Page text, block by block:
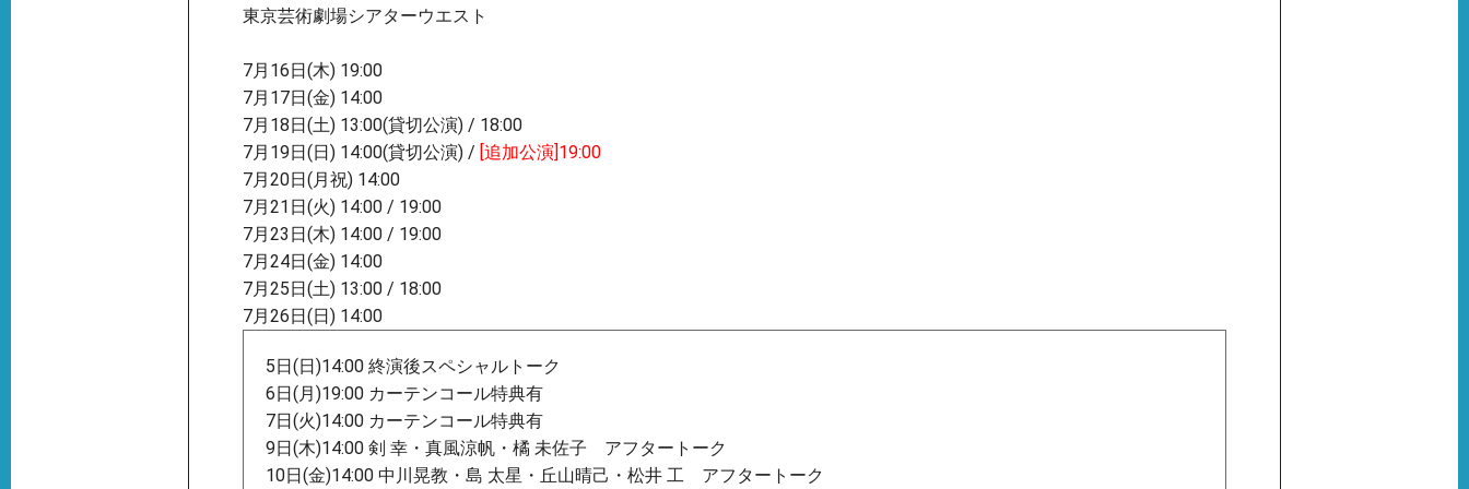
東京芸術劇場シアターウエスト
7月16日(木) 19:00
7月17日(金) 14:00
7月18日(土) 13:00(貸切公演) / 18:00
7月19日(日) 14:00(貸切公演) / [追加公演]19:00
7月20日(月祝) 14:00
7月21日(火) 14:00 / 19:00
7月23日(木) 14:00 / 19:00
7月24日(金) 14:00
7月25日(土) 13:00 / 18:00
7月26日(日) 14:00
5日(日)14:00 終演後スペシャルトーク
6日(月)19:00 カーテンコール特典有
7日(火)14:00 カーテンコール特典有
9日(木)14:00 剣 幸・真風涼帆・橘 未佐子 アフタートーク
10日(金)14:00 中川晃教・島 太星・丘山晴己・松井 工 アフタートーク